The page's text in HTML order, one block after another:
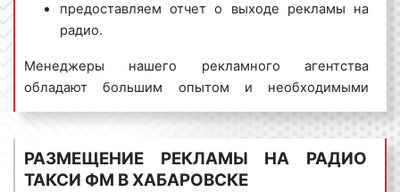
предоставляем отчет о выходе рекламы на
радио.
Менеджеры нашего рекламного агентства
обладают большим опытом и необходимыми
знаниями для проведения качественных и
эффективных рекламных кампаний на Такси ФМ.
Для получения коммерческого предложения по
размещению рекламы на радио Такси ФМ в
РАЗМЕЩЕНИЕ РЕКЛАМЫ НА РАДИО
ТАКСИ ФМ В ХАБАРОВСКЕ